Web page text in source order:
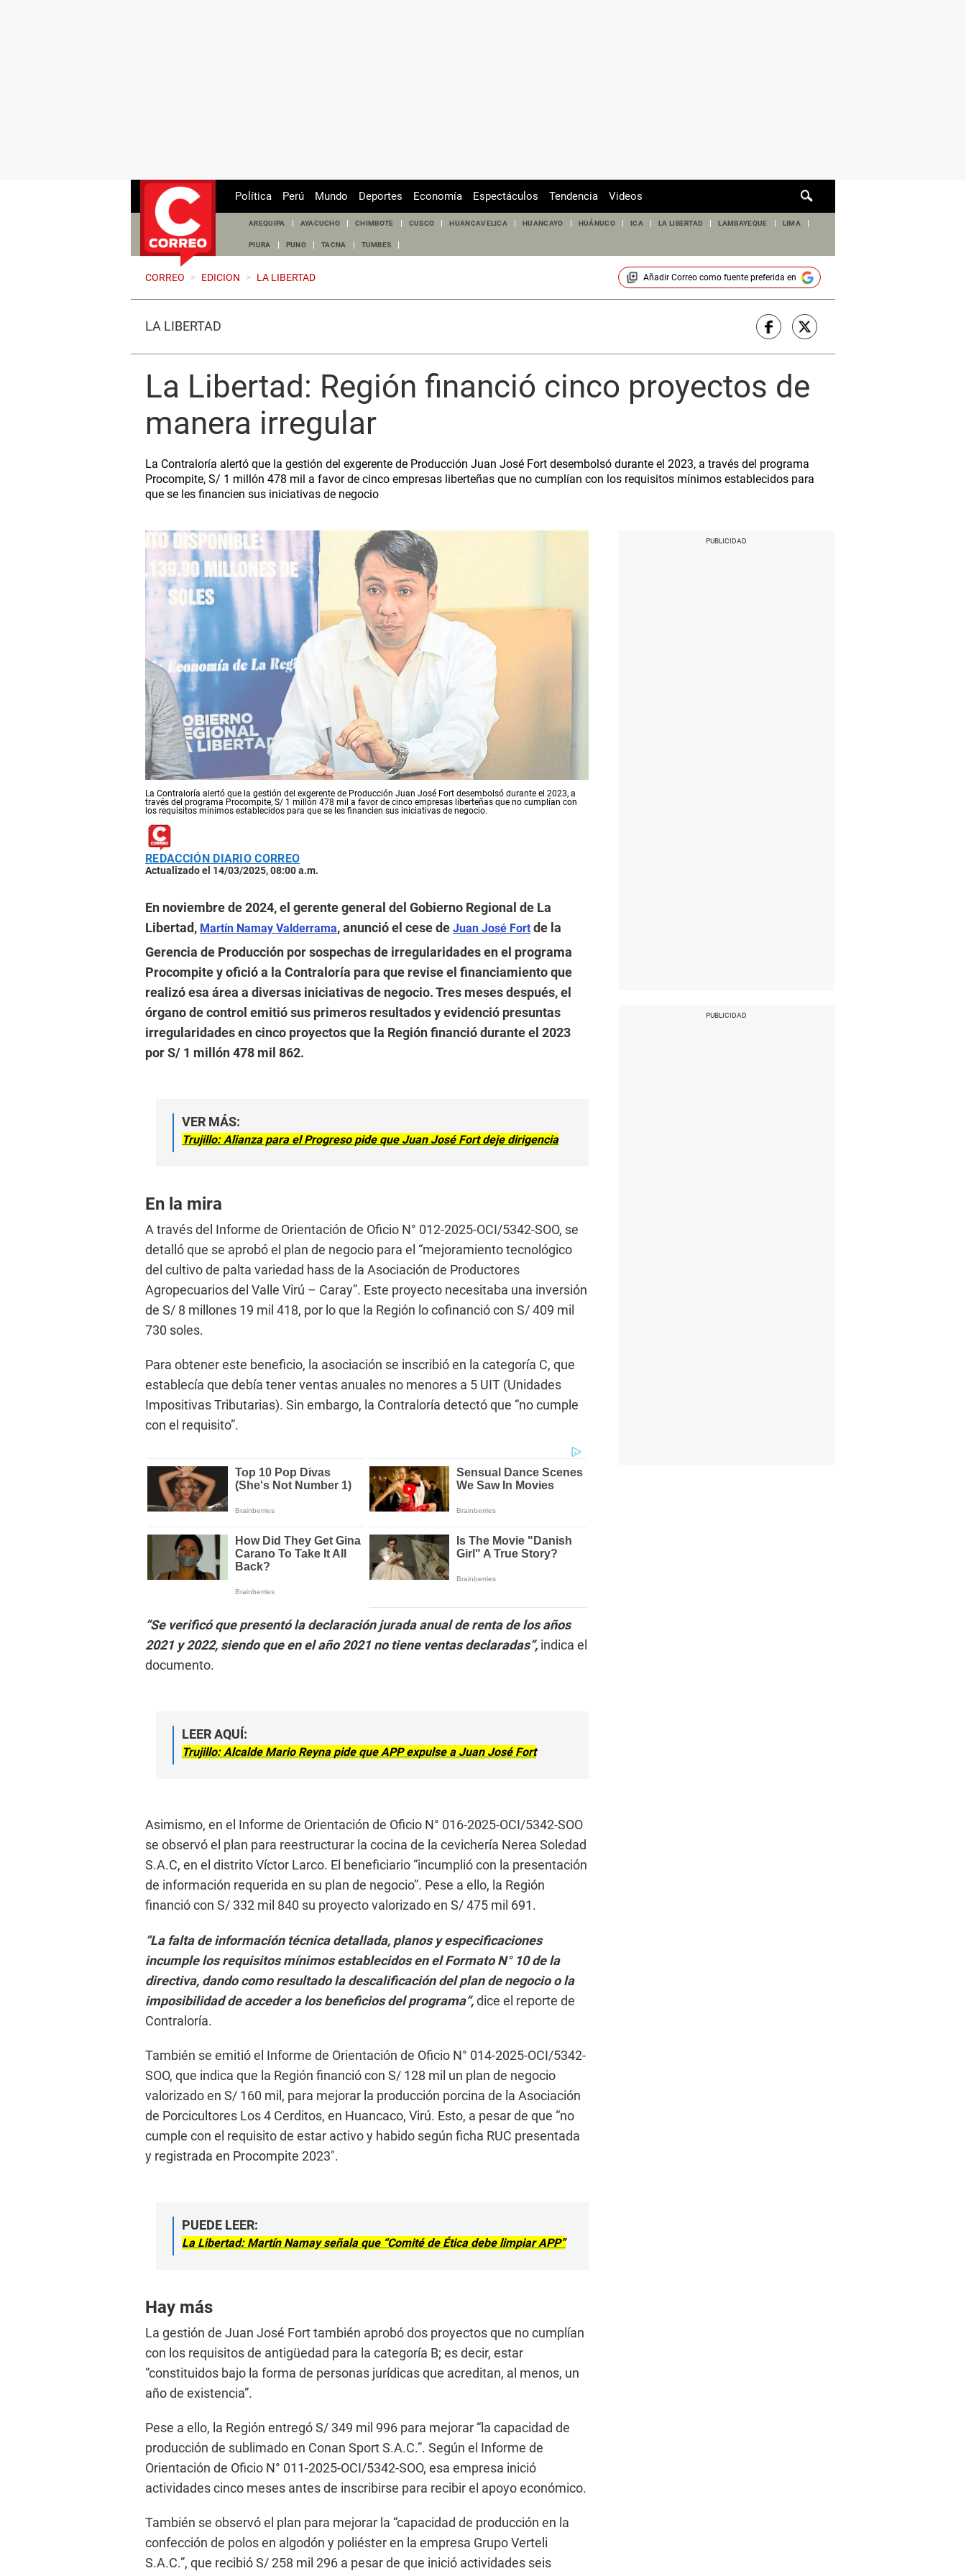
de
Política Perú Mundo Deportes Economía Espectáculos Tendencia Videos
AREQUIPA AYACUCHO CHIMBOTE CUSCO HUANCAVELICA HUANCAYO HUÁNUCO ICA LA LIBERTAD LAMBAYEQUE LIMA
PIURA PUNO TACNA TUMBES
CORREO > EDICION > LA LIBERTAD Añadir Correocomo fuente preferida en
LA LIBERTAD
La Libertad: Región financió cinco proyectos de
manera irregular
La Contraloría alertó que la gestión del exgerente de Producción Juan José Fort desembolsó durante el 2023, a través del programa
Procompite, S/ 1 millón 478 mil a favor de cinco empresas liberteñas que no cumplían con los requisitos mínimos establecidos para
que se les financien sus iniciativas de negocio
La Contraloría alertó que la gestión del exgerente de Producción Juan José Fort desembolsó durante el 2023, a
través del programa Procompite, S/ 1 millón 478 mil a favor de cinco empresas liberteñas que no cumplían con
los requisitos mínimos establecidos para que se les financien sus iniciativas de negocio.
REDACCIÓN DIARIO CORREO
Actualizado el 14/03/2025, 08:00 a.m.
En noviembre de 2024, el gerente general del Gobierno Regional de La
Libertad, Martín Namay Valderrama, anunció el cese de Juan José Fort de la
Gerencia de Producción por sospechas de irregularidades en el programa
Procompite y ofició a la Contraloría para que revise el financiamiento que
realizó esa área a diversas iniciativas de negocio. Tres meses después, el
órgano de control emitió sus primeros resultados y evidenció presuntas
irregularidades en cinco proyectos que la Región financió durante el 2023
por S/ 1 millón 478 mil 862.
VER MÁS:
Trujillo: Alianza para el Progreso pide que Juan José Fort deje dirigencia
En la mira
A través del Informe de Orientación de Oficio N° 012-2025-OCI/5342-SOO, se
detalló que se aprobó el plan de negocio para el “mejoramiento tecnológico
del cultivo de palta variedad hass de la Asociación de Productores
Agropecuarios del Valle Virú – Caray”. Este proyecto necesitaba una inversión
de S/ 8 millones 19 mil 418, por lo que la Región lo cofinanció con S/ 409 mil
730 soles.
Para obtener este beneficio, la asociación se inscribió en la categoría C, que
establecía que debía tener ventas anuales no menores a 5 UIT (Unidades
Impositivas Tributarias). Sin embargo, la Contraloría detectó que “no cumple
con el requisito”.
“Se verificó que presentó la declaración jurada anual de renta de los años
2021 y 2022, siendo que en el año 2021 no tiene ventas declaradas”, indica el
documento.
LEER AQUÍ:
Trujillo: Alcalde Mario Reyna pide que APP expulse a Juan José Fort
Asimismo, en el Informe de Orientación de Oficio N° 016-2025-OCI/5342-SOO
se observó el plan para reestructurar la cocina de la cevichería Nerea Soledad
S.A.C, en el distrito Víctor Larco. El beneficiario “incumplió con la presentación
de información requerida en su plan de negocio”. Pese a ello, la Región
financió con S/ 332 mil 840 su proyecto valorizado en S/ 475 mil 691.
“La falta de información técnica detallada, planos y especificaciones
incumple los requisitos mínimos establecidos en el Formato N° 10 de la
directiva, dando como resultado la descalificación del plan de negocio o la
imposibilidad de acceder a los beneficios del programa”,dice el reporte de
Contraloría.
También se emitió el Informe de Orientación de Oficio N° 014-2025-OCI/5342-
SOO, que indica que la Región financió con S/ 128 mil un plan de negocio
valorizado en S/ 160 mil, para mejorar la producción porcina de la Asociación
de Porcicultores Los 4 Cerditos, en Huancaco, Virú. Esto, a pesar de que “no
cumple con el requisito de estar activo y habido según ficha RUC presentada
y registrada en Procompite 2023″.
PUEDE LEER:
La Libertad: Martín Namay señala que “Comité de Ética debe limpiar APP”
Hay más
La gestión de Juan José Fort también aprobó dos proyectos que no cumplían
con los requisitos de antigüedad para la categoría B; es decir, estar
“constituidos bajo la forma de personas jurídicas que acreditan, al menos, un
año de existencia”.
Pese a ello, la Región entregó S/ 349 mil 996 para mejorar “la capacidad de
producción de sublimado en Conan Sport S.A.C.”. Según el Informe de
Orientación de Oficio N° 011-2025-OCI/5342-SOO, esa empresa inició
actividades cinco meses antes de inscribirse para recibir el apoyo económico.
También se observó el plan para mejorar la “capacidad de producción en la
confección de polos en algodón y poliéster en la empresa Grupo Verteli
S.A.C.”, que recibió S/ 258 mil 296 a pesar de que inició actividades seis